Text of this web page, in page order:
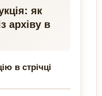
як
архіву в
в стрічці